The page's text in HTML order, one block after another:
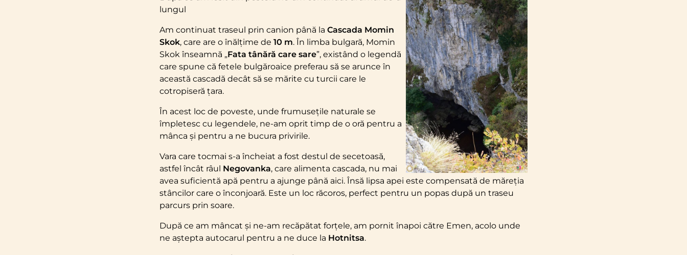
lungul
Am continuat traseul prin canion până la Cascada Momin
Skok, care are o înălțime de 10 m. În limba bulgară, Momin
Skok înseamnă „Fata tânără care sare”, existând o legendă
care spune că fetele bulgăroaice preferau să se arunce în
această cascadă decât să se mărite cu turcii care le
cotropiseră țara.
În acest loc de poveste, unde frumusețile naturale se
împletesc cu legendele, ne-am oprit timp de o oră pentru a
mânca și pentru a ne bucura privirile.
Vara care tocmai s-a încheiat a fost destul de secetoasă,
astfel încât râul Negovanka, care alimenta cascada, nu mai
avea suficientă apă pentru a ajunge până aici. Însă lipsa apei este compensată de măreția
stâncilor care o înconjoară. Este un loc răcoros, perfect pentru un popas după un traseu
parcurs prin soare.
După ce am mâncat și ne-am recăpătat forțele, am pornit înapoi către Emen, acolo unde
ne aștepta autocarul pentru a ne duce la Hotnitsa.